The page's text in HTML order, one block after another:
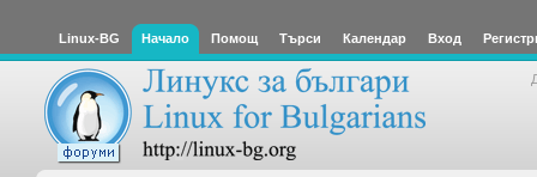
Linux-BG Начало Помощ Търси Календар Вход